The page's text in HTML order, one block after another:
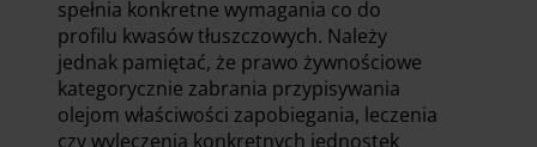
spełnia konkretne wymagania co do
profilu kwasów tłuszczowych. Należy
jednak pamiętać, że prawo żywnościowe
kategorycznie zabrania przypisywania
olejom właściwości zapobiegania, leczenia
czy wyleczenia konkretnych jednostek